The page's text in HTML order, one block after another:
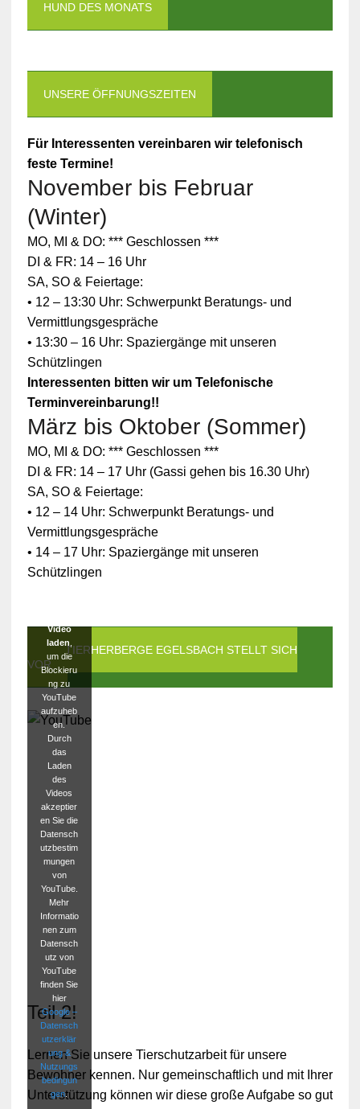
HUND DES MONATS
UNSERE ÖFFNUNGSZEITEN
Für Interessenten vereinbaren wir telefonisch
feste Termine!
November bis Februar
(Winter)
MO, MI & DO: *** Geschlossen ***
DI & FR: 14 – 16 Uhr
SA, SO & Feiertage:
• 12 – 13:30 Uhr: Schwerpunkt Beratungs- und
Vermittlungsgespräche
• 13:30 – 16 Uhr: Spaziergänge mit unseren
Schützlingen
Interessenten bitten wir um Telefonische
Terminvereinbarung!!
März bis Oktober (Sommer)
MO, MI & DO: *** Geschlossen ***
DI & FR: 14 – 17 Uhr (Gassi gehen bis 16.30 Uhr)
SA, SO & Feiertage:
• 12 – 14 Uhr: Schwerpunkt Beratungs- und
Vermittlungsgespräche
• 14 – 17 Uhr: Spaziergänge mit unseren
Schützlingen
DIE TIERHERBERGE EGELSBACH STELLT SICH
VOR
Zum
Schutz
Ihrer
persönlic
hen
Daten ist
die
Verbindun
g zu
blockiert
Video
laden
um die
Blockieru
ng zu
YouTube
aufzuheb
en.
Durch
das
Laden
des
Videos
akzeptier
en Sie die
Datensch
utzbestim
mungen
von
YouTube.
Mehr
Informatio
nen zum
Datensch
utz von
YouTube
finden Sie
hier
Google –
Datensch
utzerklär
ung &
Nutzungs
bedingun
gen.
Teil 2!
Lernen Sie unsere Tierschutzarbeit für unsere
Bewohner kennen. Nur gemeinschaftlich und mit Ihrer
Unterstützung können wir diese große Aufgabe so gut